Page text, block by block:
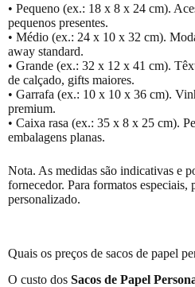
• Pequeno (ex.: 18 x 8 x 24 cm).
pequenos presentes.
• Médio (ex.: 24 x 10 x 32 cm).
away standard.
• Grande (ex.: 32 x 12 x 41 cm).
de calçado, gifts maiores.
• Garrafa (ex.: 10 x 10 x 36 cm).
premium.
• Caixa rasa (ex.: 35 x 8 x 25 cm).
embalagens planas.
Nota. As medidas são indicativas e
fornecedor. Para formatos especiais,
personalizado.
Quais os preços de sacos de papel
O custo dos Sacos de Papel